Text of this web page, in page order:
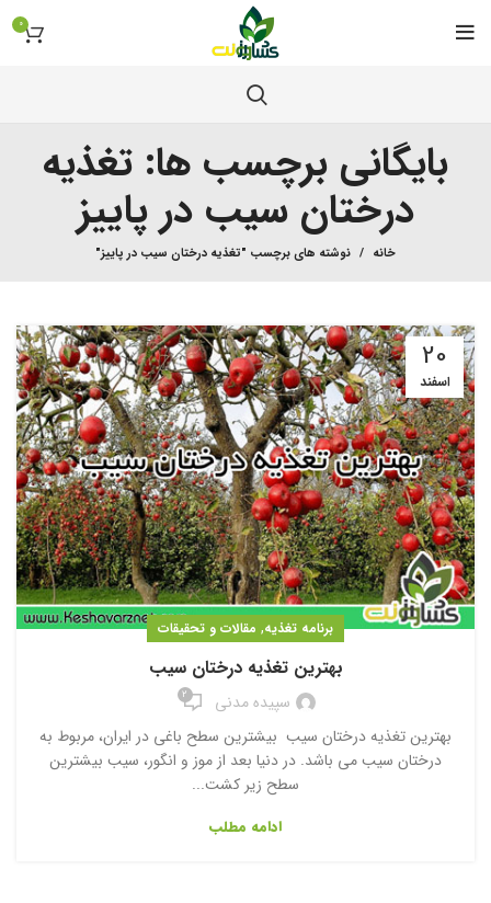
0
بایگانی برچسب ها: تغذیه
درختان سیب در پاییز
خانه نوشته های برچسب "تغذیه درختان سیب در پاییز"
20
اسفند
برنامه تغذیه, مقالات و تحقیقات
بهترین تغذیه درختان سیب
سپیده مدنی 2
بهترین تغذیه درختان سیب بیشترین سطح باغی در ایران، مربوط به
درختان سیب می باشد. در دنیا بعد از موز و انگور، سیب بیشترین
سطح زیر کشت...
ادامه مطلب